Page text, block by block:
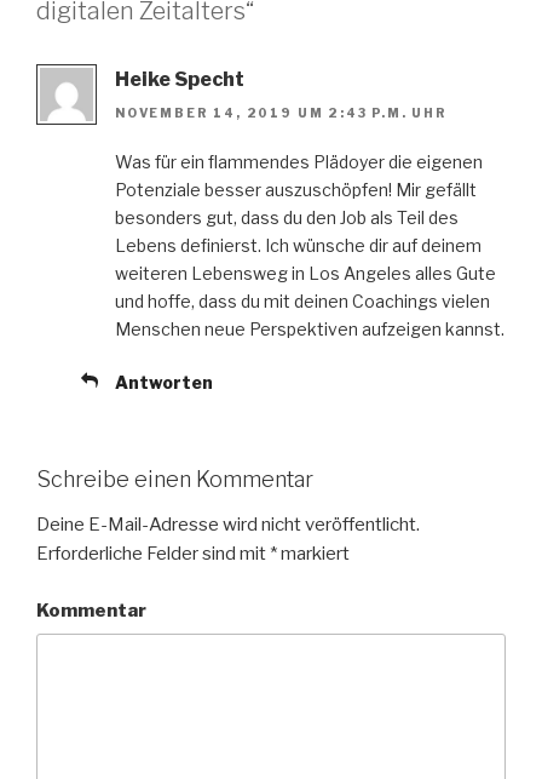
digitalen Zeitalters“
Heike Specht
NOVEMBER 14, 2019 UM 2:43 P.M. UHR
Was für ein flammendes Plädoyer die eigenen
Potenziale besser auszuschöpfen! Mir gefällt
besonders gut, dass du den Job als Teil des
Lebens definierst. Ich wünsche dir auf deinem
weiteren Lebensweg in Los Angeles alles Gute
und hoffe, dass du mit deinen Coachings vielen
Menschen neue Perspektiven aufzeigen kannst.
Antworten
Schreibe einen Kommentar
Deine E-Mail-Adresse wird nicht veröffentlicht.
Erforderliche Felder sind mit *markiert
Kommentar